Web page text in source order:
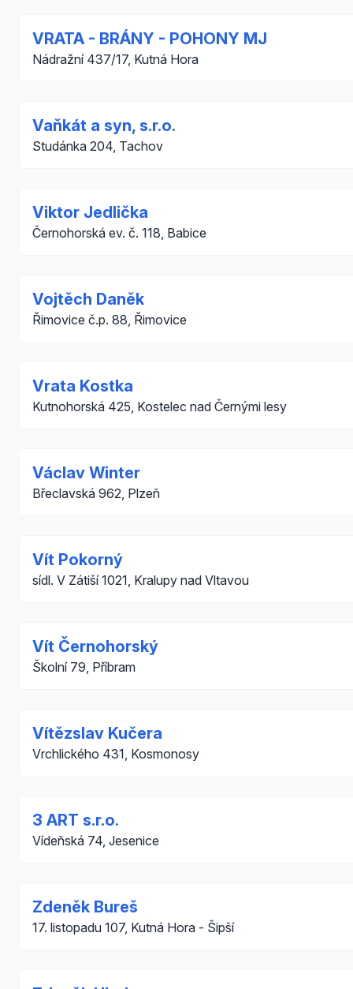
VRATA - BRÁNY - POHONY MJ
Nádražní 437/17, Kutná Hora
Vaňkát a syn, s.r.o.
Studánka 204, Tachov
Viktor Jedlička
Černohorská ev. č. 118, Babice
Vojtěch Daněk
Řimovice č.p. 88, Řimovice
Vrata Kostka
Kutnohorská 425, Kostelec nad Černými lesy
Václav Winter
Břeclavská 962, Plzeň
Vít Pokorný
sídl. V Zátiší 1021, Kralupy nad Vltavou
Vít Černohorský
Školní 79, Příbram
Vítězslav Kučera
Vrchlického 431, Kosmonosy
3 ART s.r.o.
Vídeňská 74, Jesenice
Zdeněk Bureš
17. listopadu 107, Kutná Hora - Šipší